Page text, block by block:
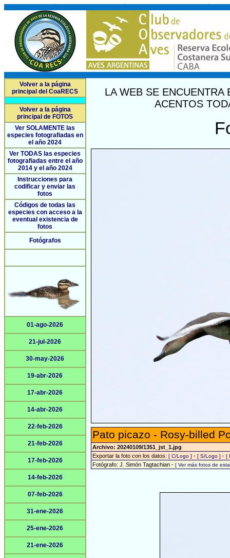
Volver a la página
principal del CoaRECS
Volver a la página
principal de FOTOS
Ver SOLAMENTE las
especies fotografiadas en
el año 2024
Ver TODAS las especies
fotografiadas entre el año
2014 y el año 2024
Instrucciones para
codificar y enviar las
fotos
Códigos de todas las
especies con acceso a la
eventual existencia de
fotos
Fotógrafos
01-ago-2026
21-jul-2026
30-may-2026
19-abr-2026
17-abr-2026
14-abr-2026
22-feb-2026
21-feb-2026
17-feb-2026
14-feb-2026
07-feb-2026
31-ene-2026
25-ene-2026
21-ene-2026
LA WEB SE
ACENTOS
Pato picazo - Rosy-billed
Archivo: 20240109/1351_jst_1.jpg
Exportar la foto con los datos: [ C/Logo ] - [ S/Logo ] - [
Fotógrafo: J. Simón Tagtachian - [ Ver más fotos de